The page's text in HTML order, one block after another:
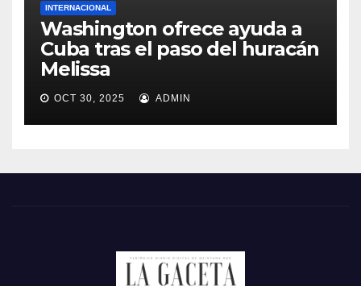
INTERNACIONAL
Washington ofrece ayuda a
Cuba tras el paso del huracán
Melissa
OCT 30, 2025 ADMIN